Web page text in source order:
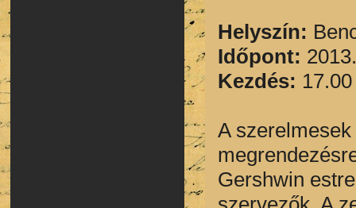
Helyszín:
Időpont:
Kezdés: 17.00
A
Gershwin